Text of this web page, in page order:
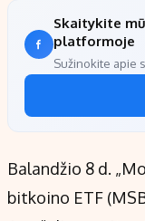
Skaitykite
platformoje
Sužinokite apie
Balandžio 8 d.
bitkoino ETF